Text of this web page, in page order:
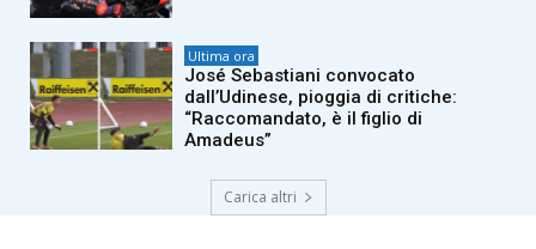
Ultima ora
José Sebastiani convocato
dall’Udinese, pioggia di critiche:
“Raccomandato, è il figlio di
Amadeus”
Carica altri